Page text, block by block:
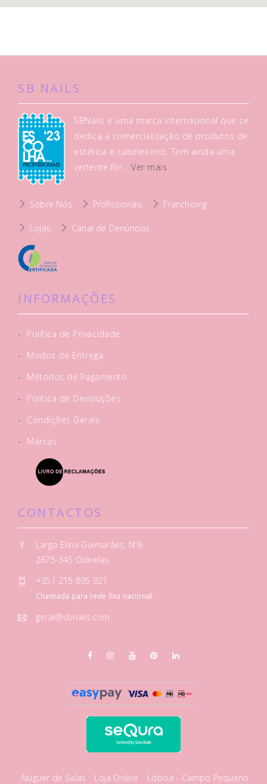
SB NAILS
SBNails é uma marca internacional que se
dedica à comercialização de produtos de
estética e cabeleireiro. Tem ainda uma
vertente for...Ver mais
Sobre Nós Profissionais Franchising
Lojas Canal de Denúncias
INFORMAÇÕES
-
Política de Privacidade
-
Modos de Entrega
-
Métodos de Pagamento
-
Política de Devoluções
-
Condições Gerais
-
Marcas
CONTACTOS
Largo Elina Guimarães, Nº6
2675-345 Odivelas
+351 215 895 921
Chamada para rede fixa nacional
geral@sbnails.com
Aluguer de Salas Loja Online Lisboa - Campo Pequeno